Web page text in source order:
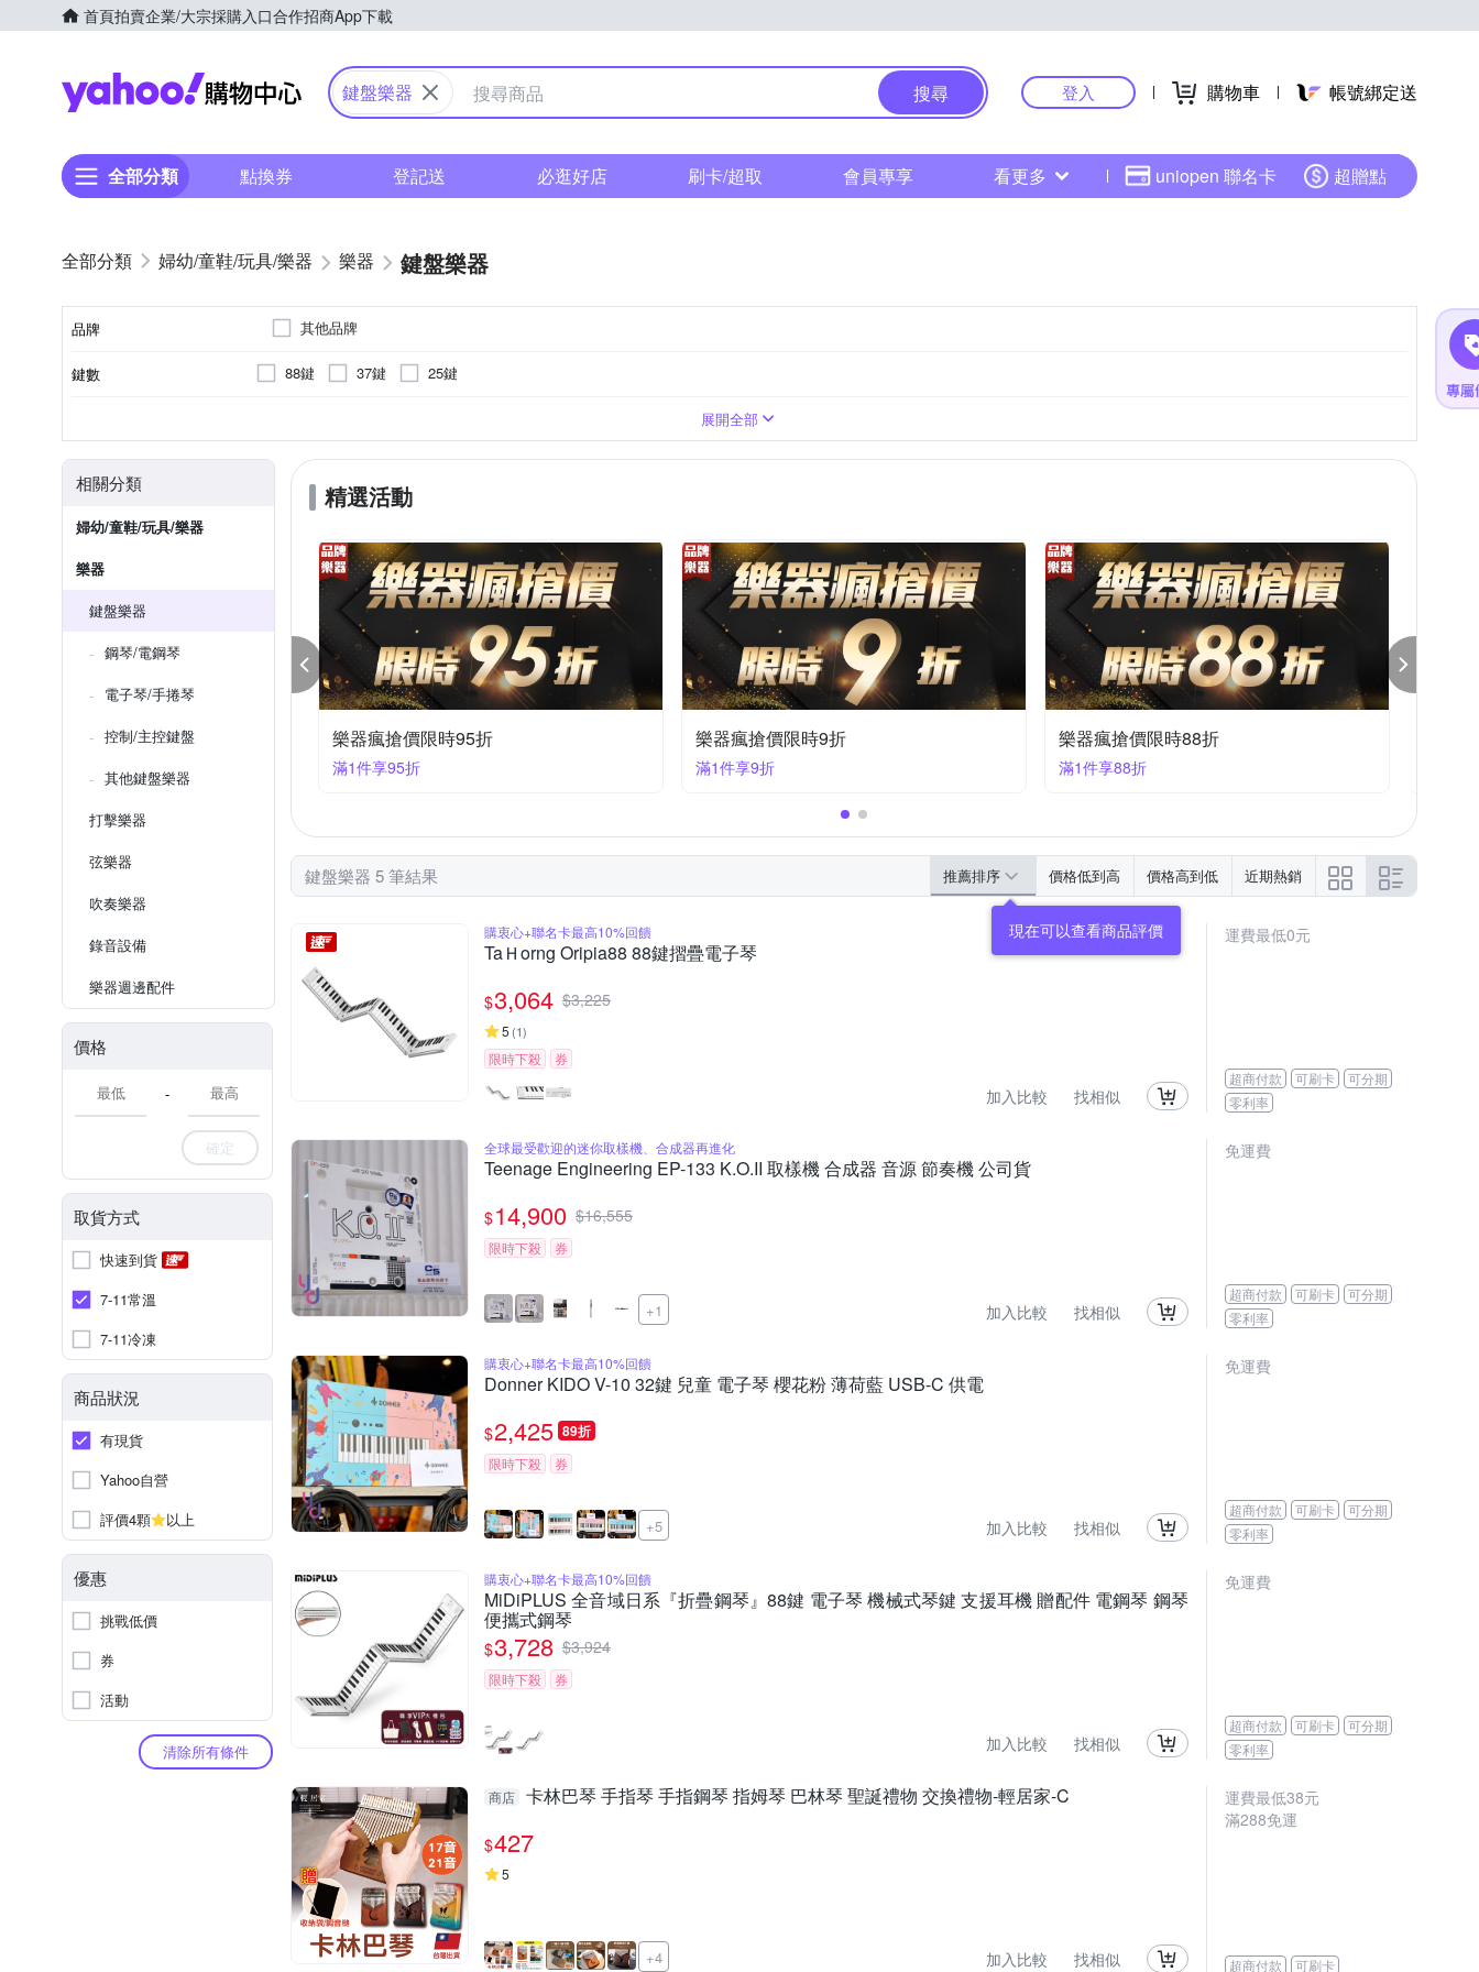
首頁拍賣企業/大宗採購入口合作招商App下載
Yahoo購物中心
鍵盤樂器 搜尋 登入 購物車 帳號綁定送
全部分類 點換券 登記送 必逛好店 刷卡/超取 會員專享 看更多 uniopen 聯名卡 超贈點
婦幼/童鞋/玩具/樂器 樂器 鍵盤樂器
品牌 其他品牌
鍵數 88鍵 37鍵 25鍵
展開全部
相關分類
婦幼/童鞋/玩具/樂器
樂器
鍵盤樂器
鋼琴/電鋼琴
電子琴/手捲琴
控制/主控鍵盤
其他鍵盤樂器
打擊樂器
弦樂器
吹奏樂器
錄音設備
樂器週邊配件
價格
-
確定
取貨方式
快速到貨
7-11常溫
7-11冷凍
商品狀況
有現貨
Yahoo自營
評價4顆
以上
優惠
挑戰低價
券
活動
清除所有條件
精選活動
樂器瘋搶價限時95折
滿1件享95折
樂器瘋搶價限時9折
滿1件享9折
樂器瘋搶價限時88折
滿1件享88折
鍵盤樂器 5 筆結果 推薦排序 價格低到高 價格高到低 近期熱銷
現在可以查看商品評價
購衷心+聯名卡最高10%回饋
TaＨorng Oripia88 88鍵摺疊電子琴
$3,064 $3,225
5 (1)
限時下殺 券
加入比較 找相似
運費最低0元
超商付款 可刷卡
可分期
零利率
全球最受歡迎的迷你取樣機、合成器再進化
Teenage Engineering EP-133 K.O.II 取樣機 合成器 音源 節奏機 公司貨
$14,900 $16,555
限時下殺 券
+1 加入比較 找相似
免運費
超商付款 可刷卡
可分期
零利率
購衷心+聯名卡最高10%回饋
Donner KIDO V-10 32鍵 兒童 電子琴 櫻花粉 薄荷藍 USB-C 供電
$2,425 89折
限時下殺 券
+5 加入比較 找相似
免運費
超商付款 可刷卡
可分期
零利率
購衷心+聯名卡最高10%回饋
MiDiPLUS 全音域日系『折疊鋼琴』88鍵 電子琴 機械式琴鍵 支援耳機 贈配件 電鋼琴 鋼琴
便攜式鋼琴
$3,728 $3,924
限時下殺 券
加入比較 找相似
免運費
超商付款 可刷卡
可分期
零利率
商店 卡林巴琴 手指琴 手指鋼琴 指姆琴 巴林琴 聖誕禮物 交換禮物-輕居家-C
$427
5
+4 加入比較 找相似
運費最低38元
滿288免運
超商付款 可刷卡